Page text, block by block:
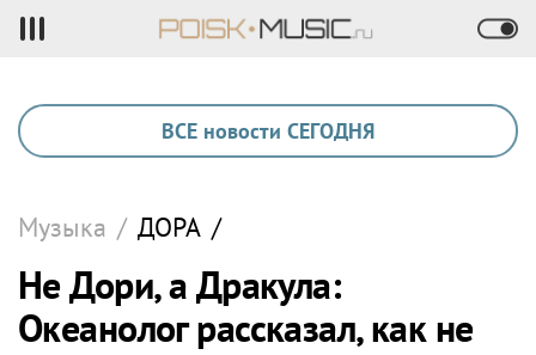
ВСЕ новости СЕГОДНЯ
Музыка / ДОРА /
Не Дори, а Дракула:
Океанолог рассказал, как не